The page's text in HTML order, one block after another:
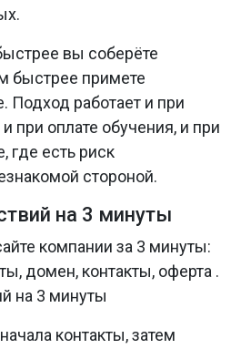
вы соберёте
быстрее примете
Подход работает и при
при оплате обучения, и при
где есть риск
стороной.
на 3 минуты
контакты, затем